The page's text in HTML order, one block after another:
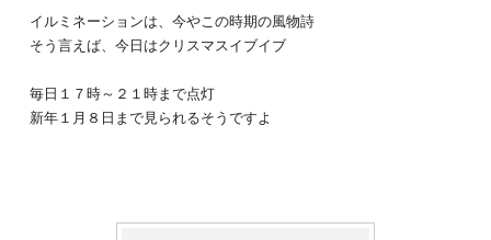
イルミネーションは、今やこの時期の風物詩
そう言えば、今日はクリスマスイブイブ
毎日１７時～２１時まで点灯
新年１月８日まで見られるそうですよ